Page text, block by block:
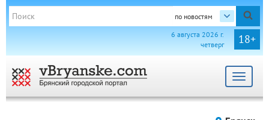
по новостям
18+
6 августа 2026 г.
четверг
Toggle